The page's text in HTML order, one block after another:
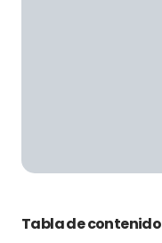
Tabla de contenido